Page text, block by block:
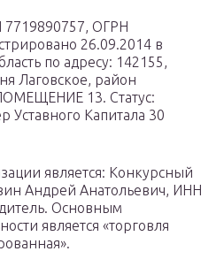
ОГРН
26.09.2014 в
по адресу: 142155,
Лаговское, район
13. Статус:
Уставного Капитала 30
является: Конкурсный
Андрей Анатольевич, ИНН
Основным
является «торговля